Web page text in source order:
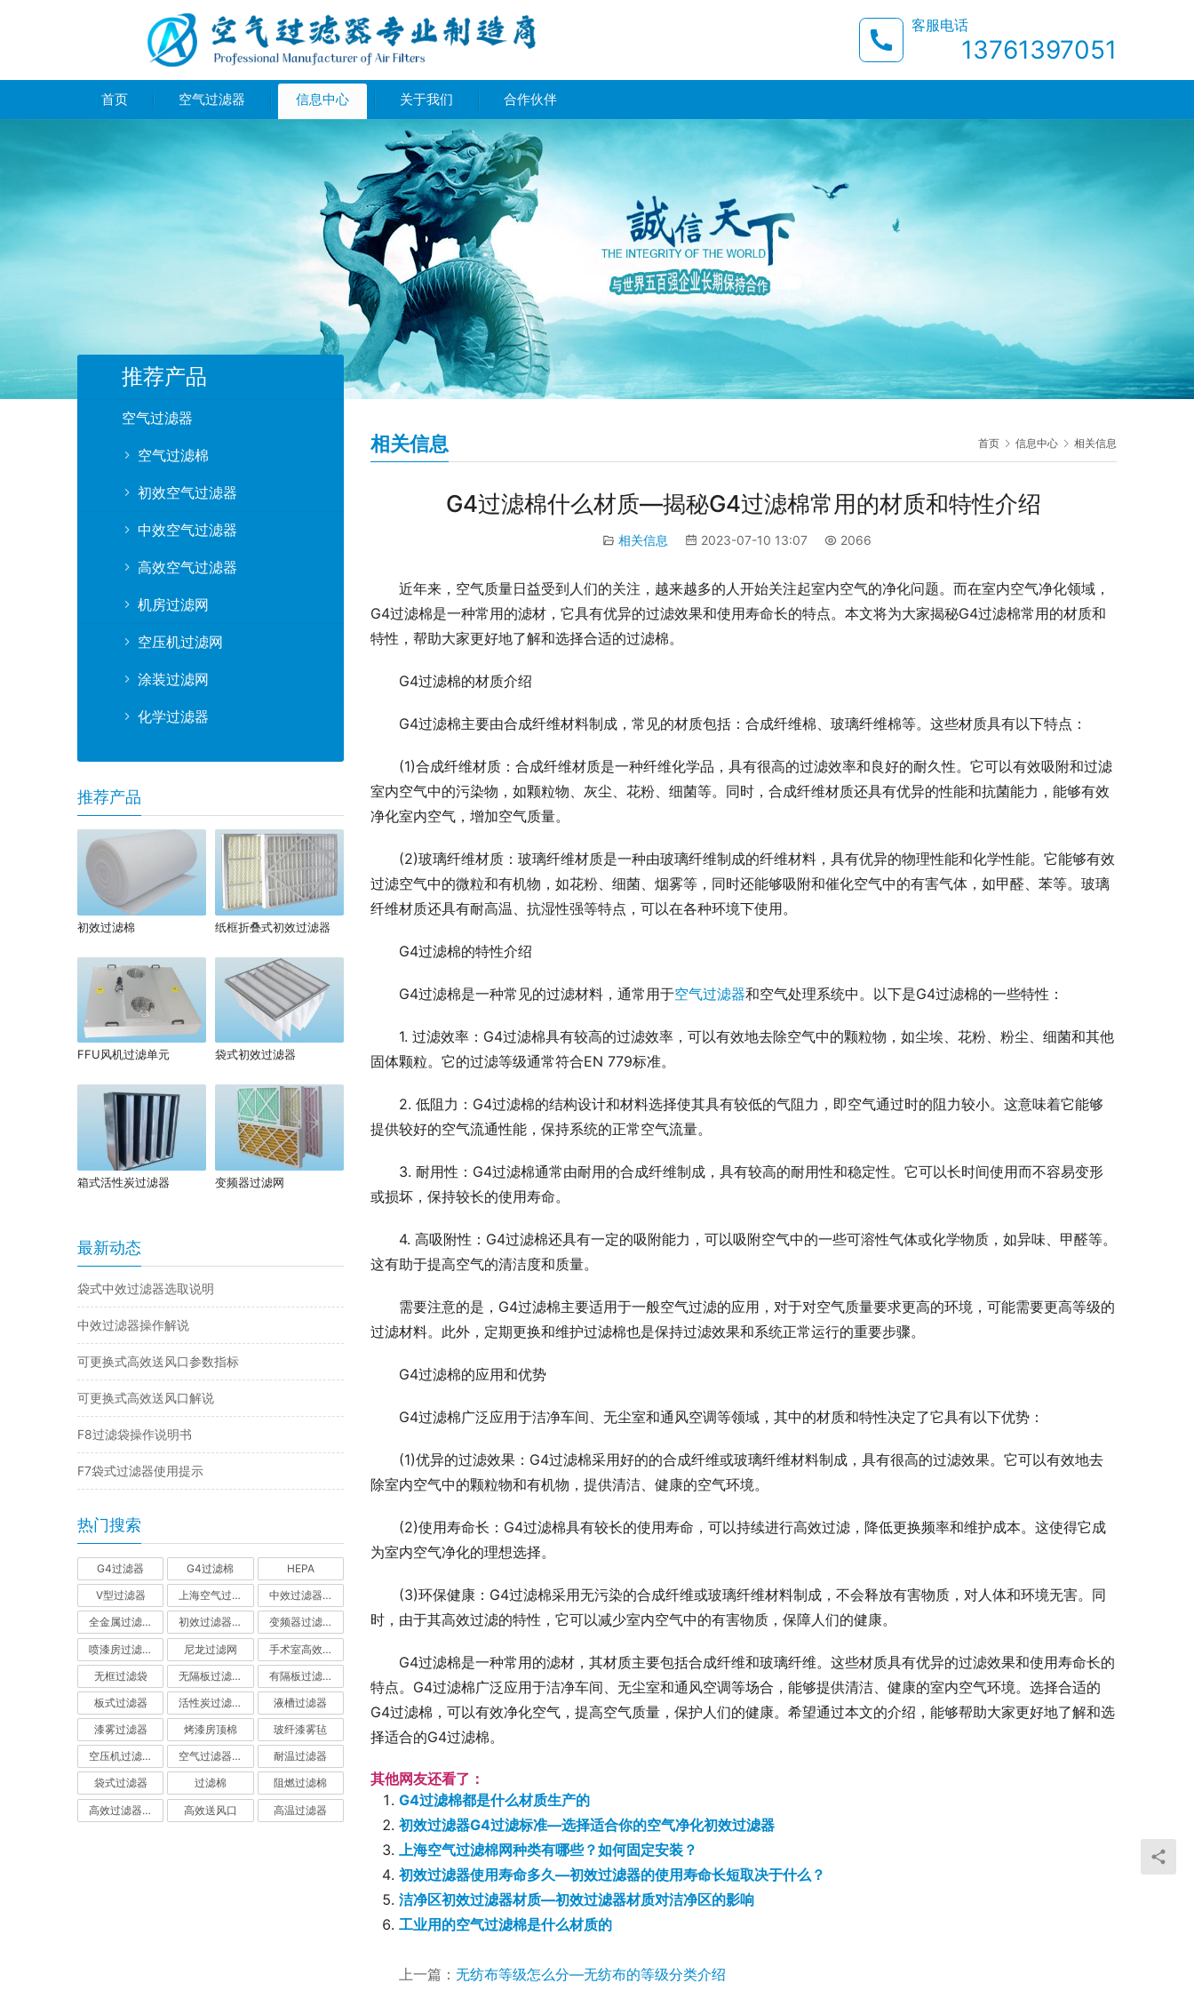
客服电话
13761397051
首页 空气过滤器 信息中心 关于我们 合作伙伴
首页 信息中心 相关信息
相关信息
G4过滤棉什么材质—揭秘G4过滤棉常用的材质和特性介绍
相关信息 2023-07-10 13:07 2066
近年来，空气质量日益受到人们的关注，越来越多的人开始关注起室内空气的净化问题。而在室内空气净化领域，
G4过滤棉是一种常用的滤材，它具有优异的过滤效果和使用寿命长的特点。本文将为大家揭秘G4过滤棉常用的材质和
特性，帮助大家更好地了解和选择合适的过滤棉。
G4过滤棉的材质介绍
G4过滤棉主要由合成纤维材料制成，常见的材质包括：合成纤维棉、玻璃纤维棉等。这些材质具有以下特点：
(1)合成纤维材质：合成纤维材质是一种纤维化学品，具有很高的过滤效率和良好的耐久性。它可以有效吸附和过滤
室内空气中的污染物，如颗粒物、灰尘、花粉、细菌等。同时，合成纤维材质还具有优异的性能和抗菌能力，能够有效
净化室内空气，增加空气质量。
(2)玻璃纤维材质：玻璃纤维材质是一种由玻璃纤维制成的纤维材料，具有优异的物理性能和化学性能。它能够有效
过滤空气中的微粒和有机物，如花粉、细菌、烟雾等，同时还能够吸附和催化空气中的有害气体，如甲醛、苯等。玻璃
纤维材质还具有耐高温、抗湿性强等特点，可以在各种环境下使用。
G4过滤棉的特性介绍
G4过滤棉是一种常见的过滤材料，通常用于空气过滤器和空气处理系统中。以下是G4过滤棉的一些特性：
1. 过滤效率：G4过滤棉具有较高的过滤效率，可以有效地去除空气中的颗粒物，如尘埃、花粉、粉尘、细菌和其他
固体颗粒。它的过滤等级通常符合EN 779标准。
2. 低阻力：G4过滤棉的结构设计和材料选择使其具有较低的气阻力，即空气通过时的阻力较小。这意味着它能够
提供较好的空气流通性能，保持系统的正常空气流量。
3. 耐用性：G4过滤棉通常由耐用的合成纤维制成，具有较高的耐用性和稳定性。它可以长时间使用而不容易变形
或损坏，保持较长的使用寿命。
4. 高吸附性：G4过滤棉还具有一定的吸附能力，可以吸附空气中的一些可溶性气体或化学物质，如异味、甲醛等。
这有助于提高空气的清洁度和质量。
需要注意的是，G4过滤棉主要适用于一般空气过滤的应用，对于对空气质量要求更高的环境，可能需要更高等级的
过滤材料。此外，定期更换和维护过滤棉也是保持过滤效果和系统正常运行的重要步骤。
G4过滤棉的应用和优势
G4过滤棉广泛应用于洁净车间、无尘室和通风空调等领域，其中的材质和特性决定了它具有以下优势：
(1)优异的过滤效果：G4过滤棉采用好的的合成纤维或玻璃纤维材料制成，具有很高的过滤效果。它可以有效地去
除室内空气中的颗粒物和有机物，提供清洁、健康的空气环境。
(2)使用寿命长：G4过滤棉具有较长的使用寿命，可以持续进行高效过滤，降低更换频率和维护成本。这使得它成
为室内空气净化的理想选择。
(3)环保健康：G4过滤棉采用无污染的合成纤维或玻璃纤维材料制成，不会释放有害物质，对人体和环境无害。同
时，由于其高效过滤的特性，它可以减少室内空气中的有害物质，保障人们的健康。
G4过滤棉是一种常用的滤材，其材质主要包括合成纤维和玻璃纤维。这些材质具有优异的过滤效果和使用寿命长的
特点。G4过滤棉广泛应用于洁净车间、无尘室和通风空调等场合，能够提供清洁、健康的室内空气环境。选择合适的
G4过滤棉，可以有效净化空气，提高空气质量，保护人们的健康。希望通过本文的介绍，能够帮助大家更好地了解和选
择适合的G4过滤棉。
其他网友还看了：
G4过滤棉都是什么材质生产的
初效过滤器G4过滤标准—选择适合你的空气净化初效过滤器
上海空气过滤棉网种类有哪些？如何固定安装？
初效过滤器使用寿命多久—初效过滤器的使用寿命长短取决于什么？
洁净区初效过滤器材质—初效过滤器材质对洁净区的影响
工业用的空气过滤棉是什么材质的
上一篇： 无纺布等级怎么分—无纺布的等级分类介绍
推荐产品
空气过滤器
空气过滤棉
初效空气过滤器
中效空气过滤器
高效空气过滤器
机房过滤网
空压机过滤网
涂装过滤网
化学过滤器
推荐产品
初效过滤棉 纸框折叠式初效过滤器
FFU风机过滤单元 袋式初效过滤器
箱式活性炭过滤器 变频器过滤网
最新动态
袋式中效过滤器选取说明
中效过滤器操作解说
可更换式高效送风口参数指标
可更换式高效送风口解说
F8过滤袋操作说明书
F7袋式过滤器使用提示
热门搜索
G4过滤器 G4过滤棉 HEPA
V型过滤器 上海空气过滤器 中效过滤器-中效空气过滤器
全金属过滤器 初效过滤器-初效空气过滤器 变频器过滤器
喷漆房过滤棉 尼龙过滤网 手术室高效过滤器
无框过滤袋 无隔板过滤器 有隔板过滤器
板式过滤器 活性炭过滤器-活性炭空气过滤器 液槽过滤器
漆雾过滤器 烤漆房顶棉 玻纤漆雾毡
空压机过滤网 空气过滤器厂家 耐温过滤器
袋式过滤器 过滤棉 阻燃过滤棉
高效过滤器-高效空气过滤器 高效送风口 高温过滤器